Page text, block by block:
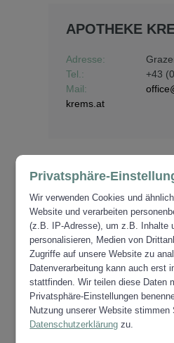
APOTHEKE
Adresse:
Tel.:
+43
Mail:
krems.at
ZUR ÜBERSICHT
Privatsphäre-
Wir verwenden Cookies und
Website und verarbeiten
(z.B. IP-Adresse), um z.B. Inhalte
personalisieren, Medien von
Zugriffe auf unsere Website zu
Datenverarbeitung kann auch erst
stattfinden. Wir teilen diese Daten
Privatsphäre-Einstellungen
Nutzung unserer Website stimmen
Datenschutzerklärung zu.